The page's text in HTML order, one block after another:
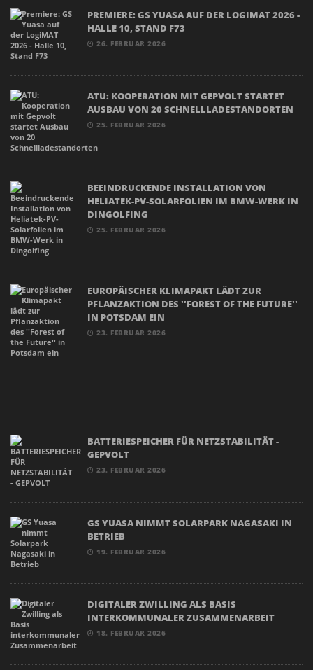
PREMIERE: GS YUASA AUF DER LOGIMAT 2026 -
HALLE 10, STAND F73
26. FEBRUAR 2026
ATU: KOOPERATION MIT GEPVOLT STARTET
AUSBAU VON 20 SCHNELLLADESTANDORTEN
25. FEBRUAR 2026
BEEINDRUCKENDE INSTALLATION VON
HELIATEK-PV-SOLARFOLIEN IM BMW-WERK IN
DINGOLFING
25. FEBRUAR 2026
EUROPÄISCHER KLIMAPAKT LÄDT ZUR
PFLANZAKTION DES ''FOREST OF THE FUTURE''
IN POTSDAM EIN
23. FEBRUAR 2026
BATTERIESPEICHER FÜR NETZSTABILITÄT -
GEPVOLT
23. FEBRUAR 2026
GS YUASA NIMMT SOLARPARK NAGASAKI IN
BETRIEB
19. FEBRUAR 2026
DIGITALER ZWILLING ALS BASIS
INTERKOMMUNALER ZUSAMMENARBEIT
18. FEBRUAR 2026